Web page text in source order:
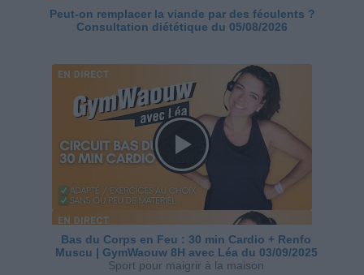
Peut-on remplacer la viande par des féculents ?
Consultation diététique du 05/08/2026
Bas du Corps en Feu : 30 min Cardio + Renfo
Muscu | GymWaouw 8H avec Léa du 03/09/2025
Sport pour maigrir à la maison